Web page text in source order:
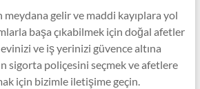
gelir ve maddi kayıplara yol
başa çıkabilmek için doğal afetler
ve iş yerinizi güvence altına
sigorta poliçesini seçmek ve afetlere
için bizimle iletişime geçin.